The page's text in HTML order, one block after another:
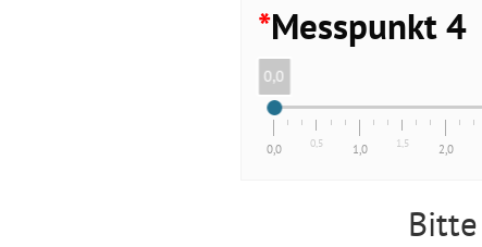
*Messpunkt 4
0,0
0,0 0,5 1,0 1,5 2,0